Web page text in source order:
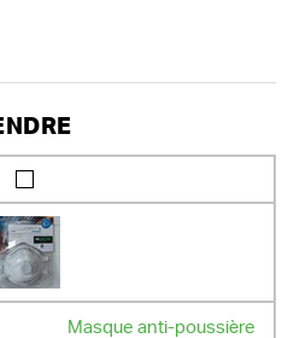
Masque anti-poussière